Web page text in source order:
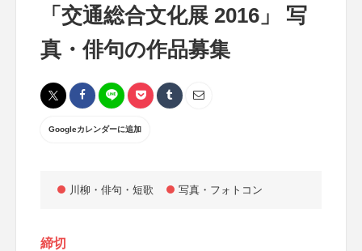
「交通総合文化展 2016」 写
真・俳句の作品募集
Googleカレンダーに追加
川柳・俳句・短歌 写真・フォトコン
締切